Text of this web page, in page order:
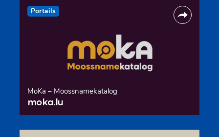
Portails
MoKa – Moossnamekatalog
moka.lu